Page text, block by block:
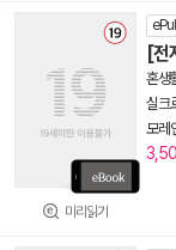
미리읽기
[전
혼생
실크
모레